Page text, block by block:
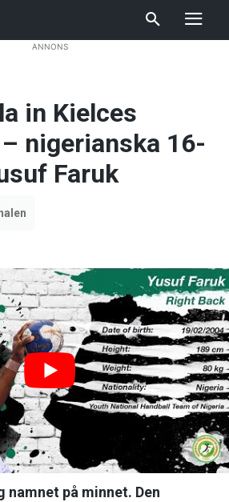
ANNONS
in Kielces
nigerianska 16-
Faruk
namnet på minnet. Den